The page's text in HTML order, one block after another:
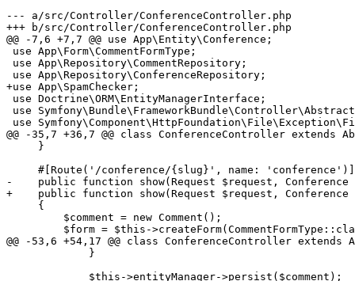
--- a/src/Controller/ConferenceController.php
+++ b/src/Controller/ConferenceController.php
@@ -7,6 +7,7 @@ use App\Entity\Conference;
use App\Form\CommentFormType;
use App\Repository\CommentRepository;
+use App\SpamChecker;
use Doctrine\ORM\EntityManagerInterface;
use
use
@@ -35,7 +36,7 @@ class ConferenceController extends
     }
-    public function show(Request $request, Conference
+    public function show(Request $request, Conference
     {
         $comment = new Comment();
$form = $this-
@@ -53,6 +54,17 @@ class ConferenceController
             }